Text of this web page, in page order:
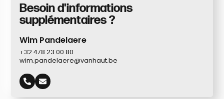
Besoin d'informations
supplémentaires ?
Wim Pandelaere
+32 478 23 00 80
wim.pandelaere@vanhaut.be